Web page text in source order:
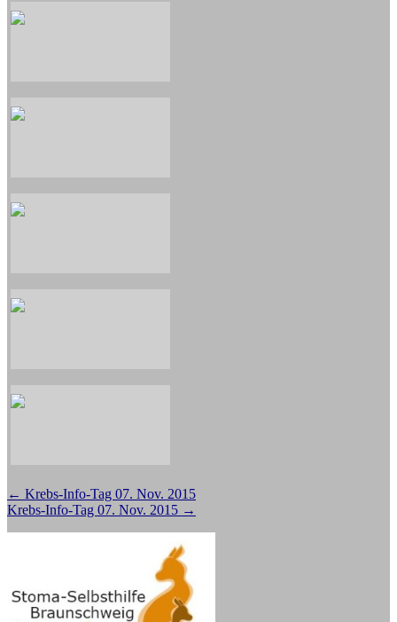
Beitragsnavigation
← Krebs-Info-Tag 07. Nov. 2015
Krebs-Info-Tag 07. Nov. 2015 →